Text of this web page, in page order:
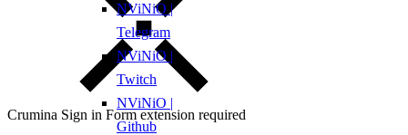
Crumina Sign in Form extension required
NViNiO |
Telegram
NViNiO |
Twitch
NViNiO |
Github